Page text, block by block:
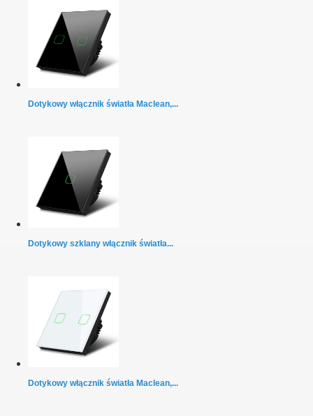
Dotykowy włącznik światła Maclean,...
Dotykowy szklany włącznik światła...
Dotykowy włącznik światła Maclean,...